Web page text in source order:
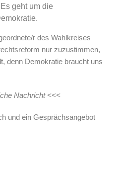
geht um die
r des Wahlkreises
nur zuzustimmen,
denn Demokratie braucht uns
Nachricht <<<
und ein Gesprächsangebot